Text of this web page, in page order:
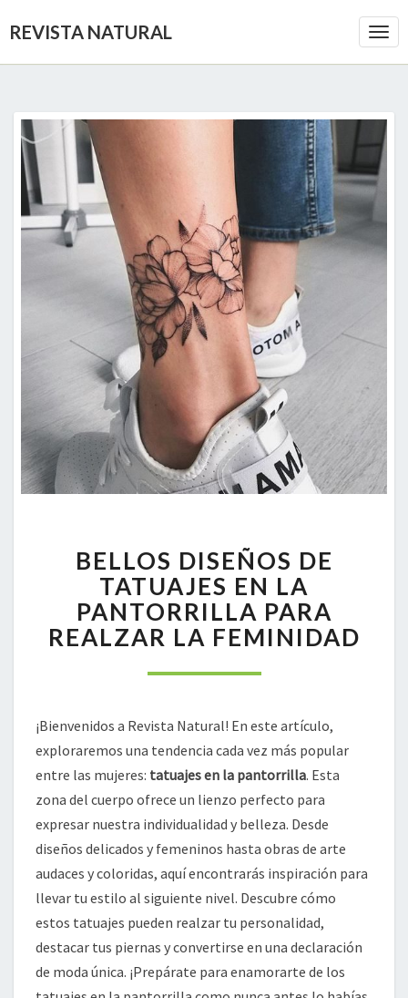
REVISTA NATURAL
DISEÑOS
DE
TATUAJES
EN
LA
PARA
LA
BELLOS DISEÑOS DE
TATUAJES EN LA
PANTORRILLA PARA
REALZAR LA FEMINIDAD
¡Bienvenidos a Revista Natural! En este artículo,
exploraremos una tendencia cada vez más popular
entre las mujeres: tatuajes en la pantorrilla. Esta
zona del cuerpo ofrece un lienzo perfecto para
expresar nuestra individualidad y belleza. Desde
diseños delicados y femeninos hasta obras de arte
audaces y coloridas, aquí encontrarás inspiración para
llevar tu estilo al siguiente nivel. Descubre cómo
estos tatuajes pueden realzar tu personalidad,
destacar tus piernas y convertirse en una declaración
de moda única. ¡Prepárate para enamorarte de los